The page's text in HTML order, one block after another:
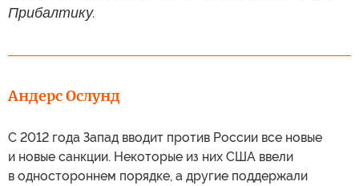
Прибалтику.
Андерс Ослунд
С 2012 года Запад вводит против России все новые
и новые санкции. Некоторые из них США ввели
в одностороннем порядке, а другие поддержали